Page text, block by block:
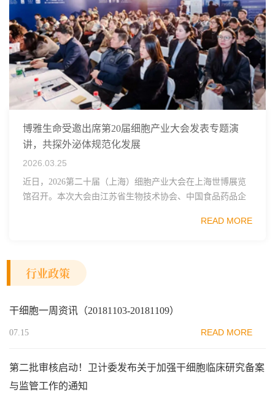
博雅生命受邀出席第20届细胞产业大会发表专题演
讲，共探外泌体规范化发展
2026.03.25
近日，2026第二十届（上海）细胞产业大会在上海世博展览
馆召开。本次大会由江苏省生物技术协会、中国食品药品企
范区生物医药行业协会、瑞士日内瓦长寿科学...
READ MORE
行业政策
干细胞一周资讯（20181103-20181109）
07.15 READ MORE
第二批审核启动！卫计委发布关于加强干细胞临床研究备案
与监管工作的通知